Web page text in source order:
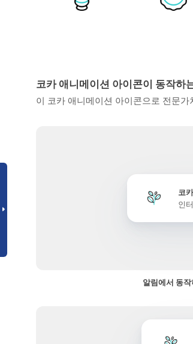
코카 애니메이션 아이콘이 동작하
이 코카 애니메이션 아이콘으로 전문
코카
인
알림에서 동